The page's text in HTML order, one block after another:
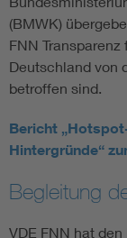
(BMWK)
FNN
Deutschland von
betroffen sind.
Bericht
Hintergründe“
Begleitung
VDE FNN hat